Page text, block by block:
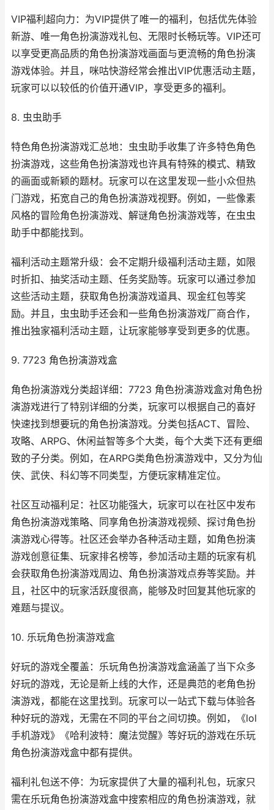
VIP福利超向力：为VIP提供了唯一的福利，包括优先体验
新游、唯一角色扮演游戏礼包、无限时长畅玩等。VIP还可
以享受更高品质的角色扮演游戏画面与更流畅的角色扮演
游戏体验。并且，咪咕快游经常会推出VIP优惠活动主题，
玩家可以以较低的价值开通VIP，享受更多的福利。
8. 虫虫助手
特色角色扮演游戏汇总地：虫虫助手收集了许多特色角色
扮演游戏，这些角色扮演游戏也许具有特殊的模式、精致
的画面或新颖的题材。玩家可以在这里发现一些小众但热
门游戏，拓宽自己的角色扮演游戏视野。例如，一些像素
风格的冒险角色扮演游戏、解谜角色扮演游戏等，在虫虫
助手中都能找到。
福利活动主题常升级：会不定期升级福利活动主题，如限
时折扣、抽奖活动主题、任务奖励等。玩家可以通过参加
这些活动主题，获取角色扮演游戏道具、现金红包等奖
励。并且，虫虫助手还会和一些角色扮演游戏厂商合作，
推出独家福利活动主题，让玩家能够享受到更多的优惠。
9. 7723 角色扮演游戏盒
角色扮演游戏分类超详细：7723 角色扮演游戏盒对角色扮
演游戏进行了特别详细的分类，玩家可以根据自己的喜好
快速找到想要玩的角色扮演游戏。分类包括ACT、冒险、
攻略、ARPG、休闲益智等多个大类，每个大类下还有更细
致的子分类。例如，在ARPG类角色扮演游戏中，又分为仙
侠、武侠、科幻等不同类型，方便玩家精准定位。
社区互动福利足：社区功能强大，玩家可以在社区中发布
角色扮演游戏策略、同享角色扮演游戏视频、探讨角色扮
演游戏心得等。社区还会举办各种活动主题，如角色扮演
游戏创意征集、玩家排名榜等，参加活动主题的玩家有机
会获取角色扮演游戏周边、角色扮演游戏点券等奖励。并
且，社区中的玩家活跃度很高，能够及时回复其他玩家的
难题与提议。
10. 乐玩角色扮演游戏盒
好玩的游戏全覆盖：乐玩角色扮演游戏盒涵盖了当下众多
好玩的游戏，无论是新上线的大作，还是典范的老角色扮
演游戏，都能在这里找到。玩家可以一站式下载与体验各
种好玩的游戏，无需在不同的平台之间切换。例如，《lol
手机游戏》《哈利波特：魔法觉醒》等好玩的游戏在乐玩
角色扮演游戏盒中都有提供。
福利礼包送不停：为玩家提供了大量的福利礼包，玩家只
需在乐玩角色扮演游戏盒中搜索相应的角色扮演游戏，就